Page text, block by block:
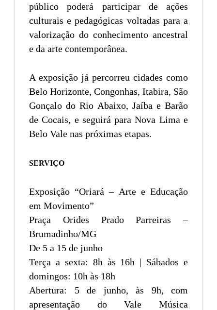
público poderá participar de ações
culturais e pedagógicas voltadas para a
valorização do conhecimento ancestral
e da arte contemporânea.
A exposição já percorreu cidades como
Belo Horizonte, Congonhas, Itabira, São
Gonçalo do Rio Abaixo, Jaíba e Barão
de Cocais, e seguirá para Nova Lima e
Belo Vale nas próximas etapas.
SERVIÇO
Exposição “Oriará – Arte e Educação
em Movimento”
Praça Orides Prado Parreiras –
Brumadinho/MG
De 5 a 15 de junho
Terça a sexta: 8h às 16h | Sábados e
domingos: 10h às 18h
Abertura: 5 de junho, às 9h, com
apresentação do Vale Música